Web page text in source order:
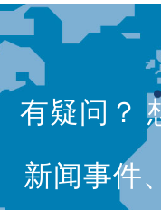
有疑问？
新闻事件